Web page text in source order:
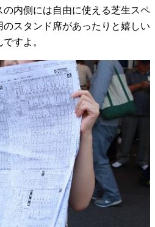
内側には自由に使える芝生スペ
スタンド席があったりと嬉しい
すよ。